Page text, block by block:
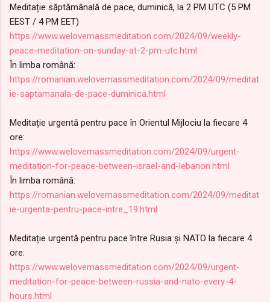
Meditație săptămânală de pace, duminică, la 2 PM UTC (5 PM
EEST / 4 PM EET)
https://www.welovemassmeditation.com/2024/09/weekly-
peace-meditation-on-sunday-at-2-pm-utc.html
În limba română:
https://romanian.welovemassmeditation.com/2024/09/meditat
ie-saptamanala-de-pace-duminica.html
Meditație urgentă pentru pace în Orientul Mijlociu la fiecare 4
ore:
https://www.welovemassmeditation.com/2024/09/urgent-
meditation-for-peace-between-israel-and-lebanon.html
În limba română:
https://romanian.welovemassmeditation.com/2024/09/meditat
ie-urgenta-pentru-pace-intre_19.html
Meditație urgentă pentru pace între Rusia și NATO la fiecare 4
ore:
https://www.welovemassmeditation.com/2024/09/urgent-
meditation-for-peace-between-russia-and-nato-every-4-
hours.html